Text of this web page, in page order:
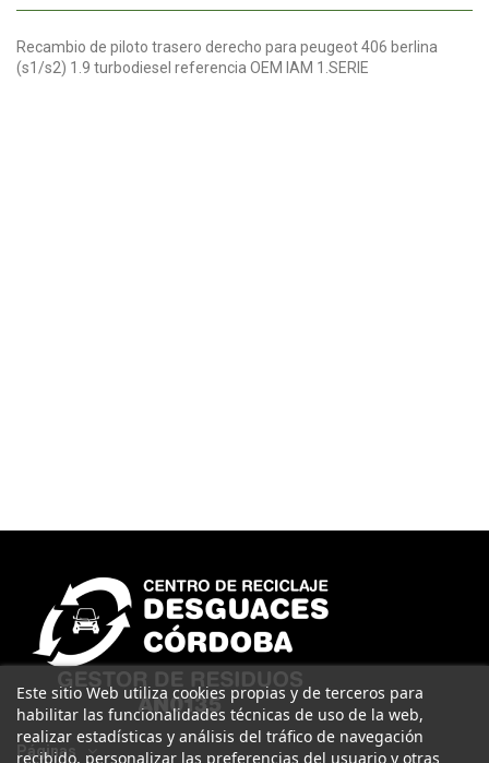
Recambio de piloto trasero derecho para peugeot 406 berlina
(s1/s2) 1.9 turbodiesel referencia OEM IAM 1.SERIE
Páginas
Este sitio Web utiliza cookies propias y de terceros para
habilitar las funcionalidades técnicas de uso de la web,
realizar estadísticas y análisis del tráfico de navegación
recibido, personalizar las preferencias del usuario y otras